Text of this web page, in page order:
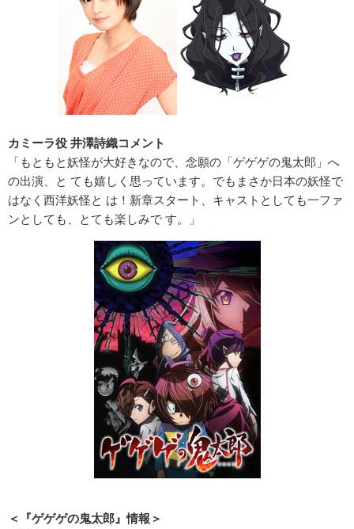
カミーラ役 井澤詩織コメント
「もともと妖怪が大好きなので、念願の「ゲゲゲの鬼太郎」へ
の出演、と ても嬉しく思っています。でもまさか日本の妖怪で
はなく西洋妖怪と は！新章スタート、キャストとしても一ファ
ンとしても、とても楽しみで す。」
＜『ゲゲゲの鬼太郎』情報＞